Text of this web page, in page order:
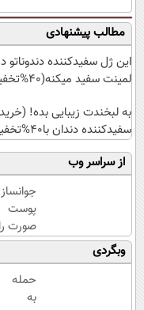
مطالب پیشنهادی
این ژل سفیدکننده دندوناتو
لمینت سفید میکنه(40%تخفیف)
به لبخندت زیبایی بده!
سفیدکننده دندان با40%تخفیف)
از سراسر وب
پوست
صورت را
با کرم
آلمانی
تجربه
وبگردی
حمله
به